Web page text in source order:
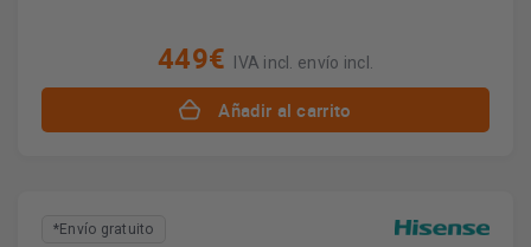
449€ IVA incl. envío incl.
Añadir al carrito
*Envío gratuito